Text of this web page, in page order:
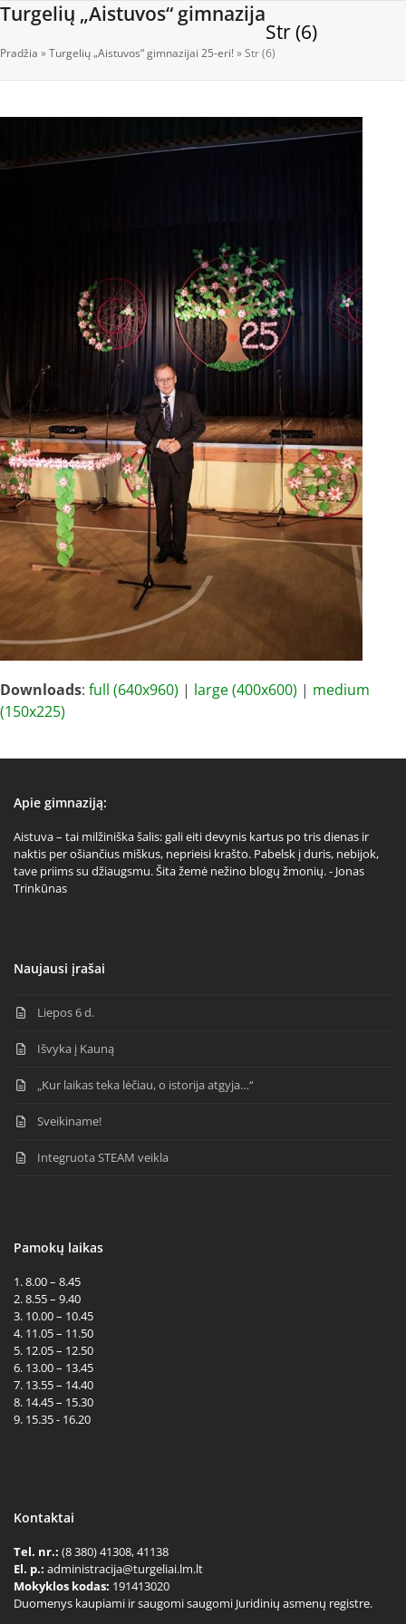
Skip
content
Turgelių „Aistuvos“ gimnazija
Open
mobile
Close
mobile
Str (6)
Pradžia »Turgelių „Aistuvos“ gimnazijai 25-eri!»Str (6)
Downloads: full (640x960) | large (400x600) | medium
(150x225)
Apie gimnaziją:
Aistuva – tai milžiniška šalis: gali eiti devynis kartus po tris dienas ir
naktis per ošiančius miškus, neprieisi krašto. Pabelsk į duris, nebijok,
tave priims su džiaugsmu. Šita žemė nežino blogų žmonių. - Jonas
Trinkūnas
Naujausi įrašai
Liepos 6 d.
Išvyka į Kauną
„Kur laikas teka lėčiau, o istorija atgyja…“
Sveikiname!
Integruota STEAM veikla
Pamokų laikas
1. 8.00 – 8.45
2. 8.55 – 9.40
3. 10.00 – 10.45
4. 11.05 – 11.50
5. 12.05 – 12.50
6. 13.00 – 13.45
7. 13.55 – 14.40
8. 14.45 – 15.30
9. 15.35 - 16.20
Kontaktai
Tel. nr.: (8 380) 41308, 41138
El. p.: administracija@turgeliai.lm.lt
Mokyklos kodas: 191413020
Duomenys kaupiami ir saugomi saugomi Juridinių asmenų registre.